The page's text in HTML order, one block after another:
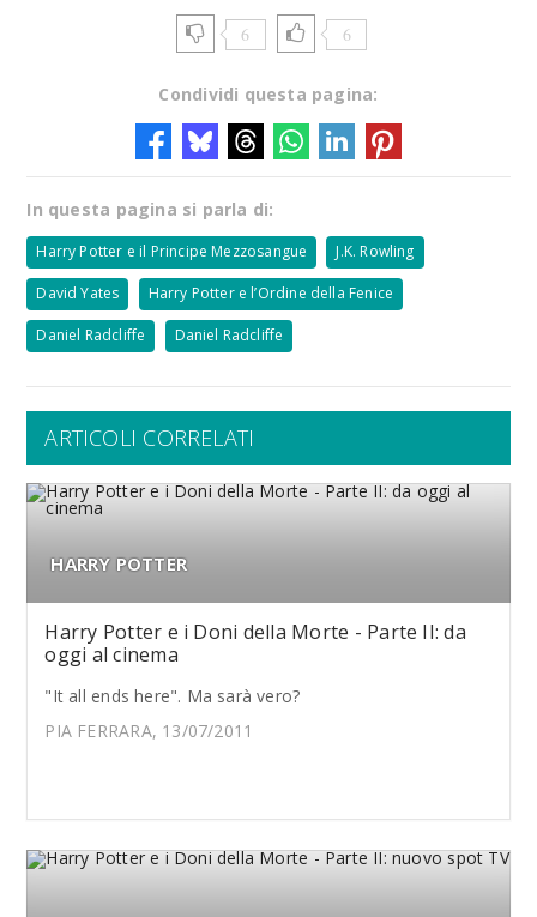
6 6
Condividi questa pagina:
In questa pagina si parla di:
Harry Potter e il Principe Mezzosangue J.K. Rowling
David Yates Harry Potter e l’Ordine della Fenice
Daniel Radcliffe Daniel Radcliffe
ARTICOLI CORRELATI
HARRY POTTER
Harry Potter e i Doni della Morte - Parte II: da
oggi al cinema
"It all ends here". Ma sarà vero?
PIA FERRARA, 13/07/2011